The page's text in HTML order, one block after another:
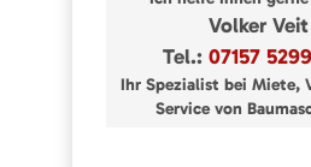
Volker Veit
Tel.: 07157
Ihr Spezialist bei Miete,
Service von